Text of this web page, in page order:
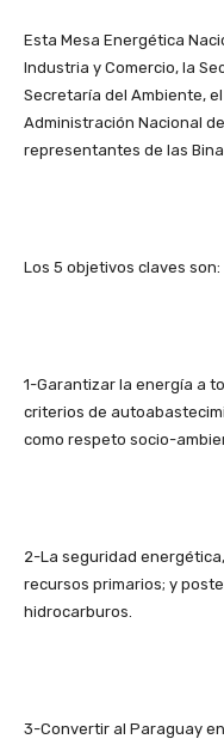
Esta Mesa Energética
Industria y Comercio, la
Secretaría del Ambiente, el
Administración Nacional
representantes de las
Los 5 objetivos claves son:
1-Garantizar la energía a
criterios de
como respeto socio-
2-La seguridad
recursos primarios; y
hidrocarburos.
3-Convertir al Paraguay